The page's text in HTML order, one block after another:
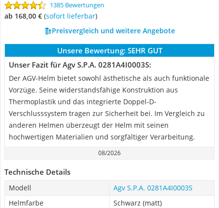
1385 Bewertungen
ab 168,00 € ( Sofort lieferbar)
Preisvergleich und weitere Angebote
Unsere Bewertung: SEHR GUT
Unser Fazit für Agv S.P.A. 0281A4I0003S:
Der AGV-Helm bietet sowohl ästhetische als auch funktionale
Vorzüge. Seine widerstandsfähige Konstruktion aus
Thermoplastik und das integrierte Doppel-D-
Verschlusssystem tragen zur Sicherheit bei. Im Vergleich zu
anderen Helmen überzeugt der Helm mit seinen
hochwertigen Materialien und sorgfältiger Verarbeitung.
08/2026
Technische Details
Modell
Agv S.P.A. 0281A4I0003S
Helmfarbe
Schwarz (matt)